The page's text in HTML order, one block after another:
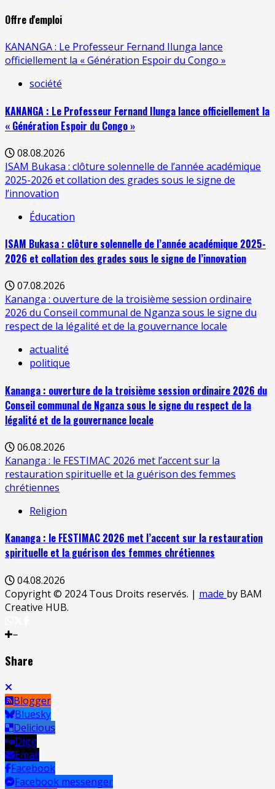
Offre d'emploi
KANANGA : Le Professeur Fernand Ilunga lance
officiellement la « Génération Espoir du Congo »
société
KANANGA : Le Professeur Fernand Ilunga lance officiellement la
« Génération Espoir du Congo »
08.08.2026
ISAM Bukasa : clôture solennelle de l’année académique
2025-2026 et collation des grades sous le signe de
l’innovation
Éducation
ISAM Bukasa : clôture solennelle de l’année académique 2025-
2026 et collation des grades sous le signe de l’innovation
07.08.2026
Kananga : ouverture de la troisième session ordinaire
2026 du Conseil communal de Nganza sous le signe du
respect de la légalité et de la gouvernance locale
actualité
politique
Kananga : ouverture de la troisième session ordinaire 2026 du
Conseil communal de Nganza sous le signe du respect de la
légalité et de la gouvernance locale
06.08.2026
Kananga : le FESTIMAC 2026 met l’accent sur la
restauration spirituelle et la guérison des femmes
chrétiennes
Religion
Kananga : le FESTIMAC 2026 met l’accent sur la restauration
spirituelle et la guérison des femmes chrétiennes
04.08.2026
Copyright © 2024 Tous Droits reservés. | made by BAM
Creative HUB.
Share
Blogger
Bluesky
Delicious
Digg
Email
Facebook
Facebook messenger